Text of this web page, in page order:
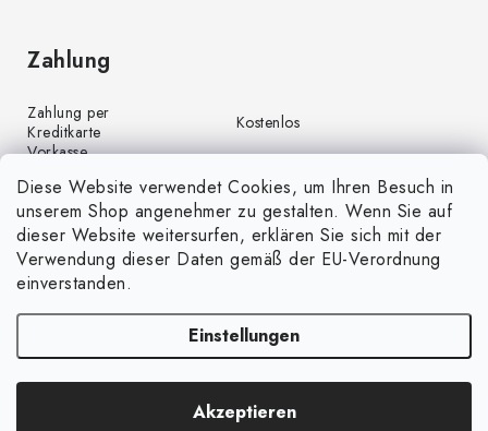
Diese Website verwendet Cookies, um Ihren Besuch in
unserem Shop angenehmer zu gestalten. Wenn Sie auf
dieser Website weitersurfen, erklären Sie sich mit der
Verwendung dieser Daten gemäß der EU-Verordnung
einverstanden.
Einstellungen
Akzeptieren
Zahlung
Zahlung per
Kreditkarte
Kostenlos
Vorkasse
Zahlung per PayPal
Kostenlos
Nachnahme
€4,00
Copyright 2026GrünGarten.de. Alle Rechte vorbehalten.Cookie-
Einstellungen ändern